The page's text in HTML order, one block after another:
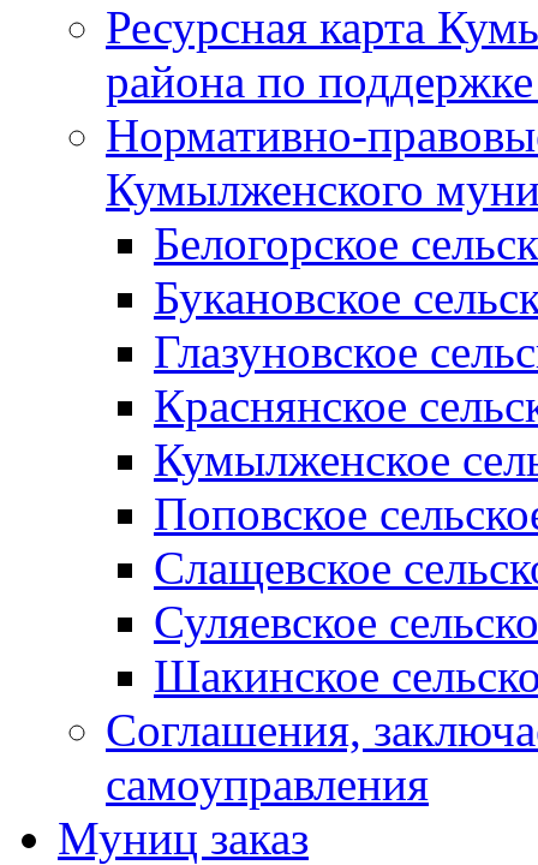
Ресурсная карта
района по
Нормативно-
Кумылженского
Белогорское
Букановское
Глазуновское
Краснянское
Кумылженское
Поповское
Слащевское
Суляевское
Шакинское
Соглашения,
самоуправления
Муниц заказ